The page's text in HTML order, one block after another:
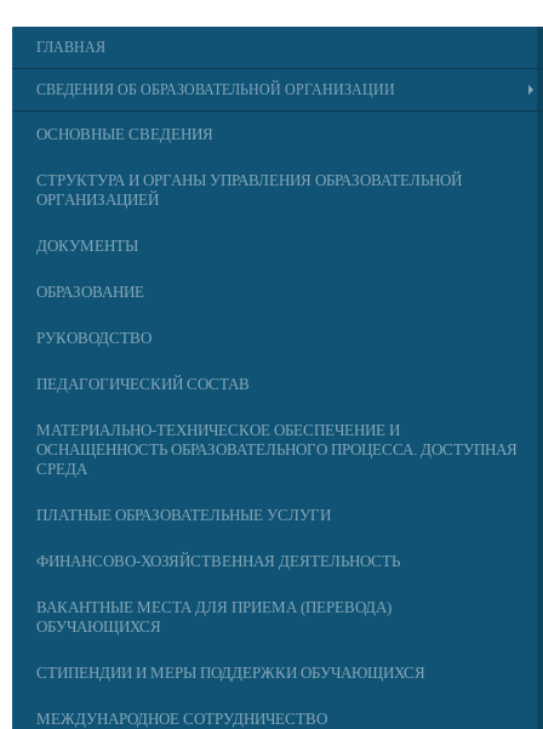
ГЛАВНАЯ
СВЕДЕНИЯ ОБ ОБРАЗОВАТЕЛЬНОЙ ОРГАНИЗАЦИИ
ОСНОВНЫЕ СВЕДЕНИЯ
СТРУКТУРА И ОРГАНЫ УПРАВЛЕНИЯ ОБРАЗОВАТЕЛЬНОЙ
ОРГАНИЗАЦИЕЙ
ДОКУМЕНТЫ
ОБРАЗОВАНИЕ
РУКОВОДСТВО
ПЕДАГОГИЧЕСКИЙ СОСТАВ
МАТЕРИАЛЬНО-ТЕХНИЧЕСКОЕ ОБЕСПЕЧЕНИЕ И
ОСНАЩЕННОСТЬ ОБРАЗОВАТЕЛЬНОГО ПРОЦЕССА. ДОСТУПНАЯ
СРЕДА
ПЛАТНЫЕ ОБРАЗОВАТЕЛЬНЫЕ УСЛУГИ
ФИНАНСОВО-ХОЗЯЙСТВЕННАЯ ДЕЯТЕЛЬНОСТЬ
ВАКАНТНЫЕ МЕСТА ДЛЯ ПРИЕМА (ПЕРЕВОДА)
ОБУЧАЮЩИХСЯ
СТИПЕНДИИ И МЕРЫ ПОДДЕРЖКИ ОБУЧАЮЩИХСЯ
МЕЖДУНАРОДНОЕ СОТРУДНИЧЕСТВО